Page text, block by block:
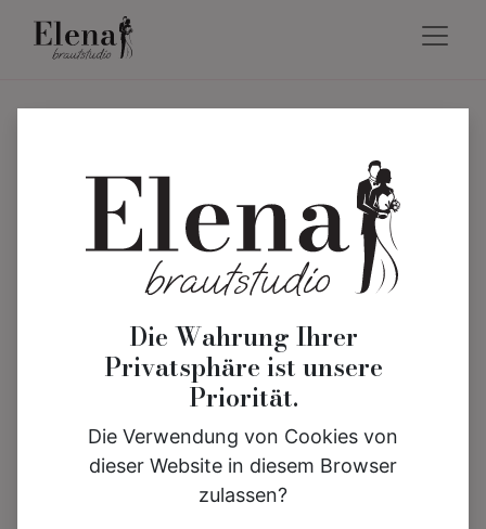
Die Wahrung Ihrer
Privatsphäre ist unsere
Priorität.
Die Verwendung von Cookies von
dieser Website in diesem Browser
zulassen?